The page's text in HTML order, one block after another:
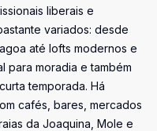
liberais e
variados: desde
até lofts modernos e
para moradia e também
temporada. Há
cafés, bares, mercados
da Joaquina, Mole e